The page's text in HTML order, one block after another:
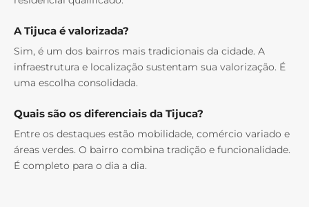
A Tijuca é valorizada?
Sim, é um dos bairros mais tradicionais da cidade. A
infraestrutura e localização sustentam sua valorização. É
uma escolha consolidada.
Quais são os diferenciais da Tijuca?
Entre os destaques estão mobilidade, comércio variado e
áreas verdes. O bairro combina tradição e funcionalidade.
É completo para o dia a dia.